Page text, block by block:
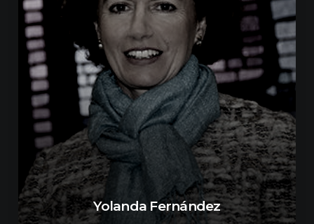
Yolanda Fernández